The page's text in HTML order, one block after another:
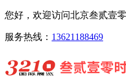
您好，欢迎访问北京叁贰壹
服务热线： 13621188469